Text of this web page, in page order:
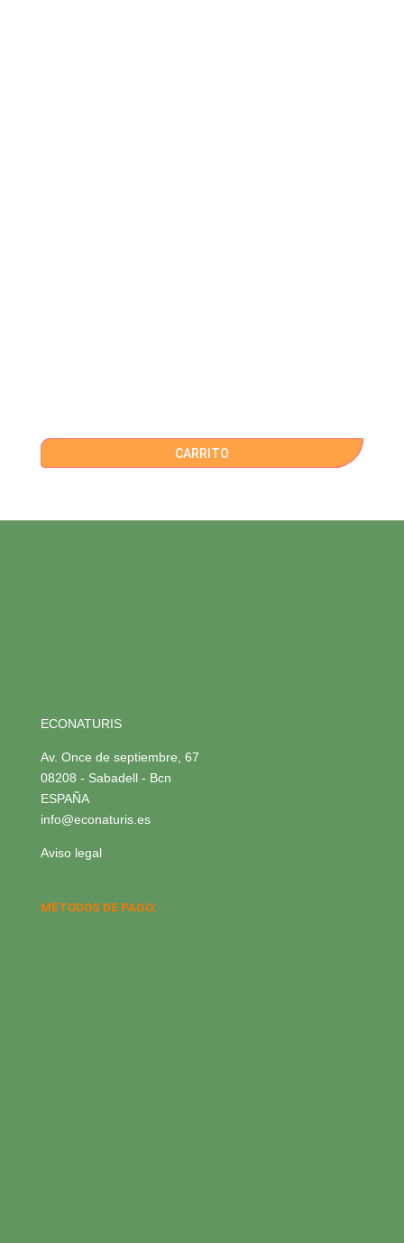
CARRITO
ECONATURIS
Av. Once de septiembre, 67
08208 - Sabadell - Bcn
ESPAÑA
info@econaturis.es
Aviso legal
MÉTODOS DE PAGO: